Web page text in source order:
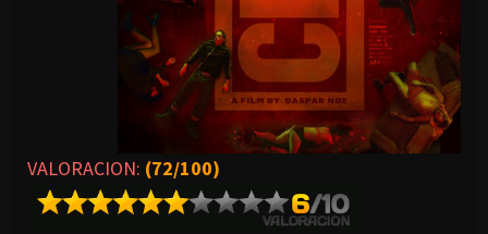
VALORACION: (72/100)